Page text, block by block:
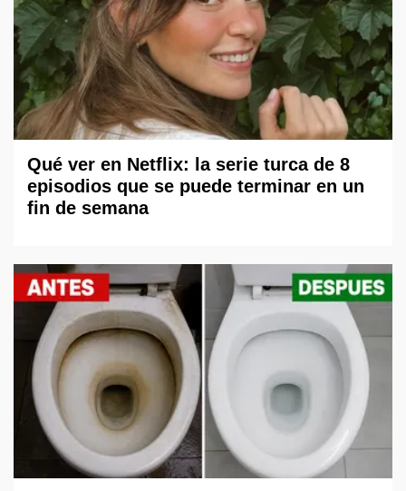
Qué ver en Netflix: la serie turca de 8
episodios que se puede terminar en un
fin de semana